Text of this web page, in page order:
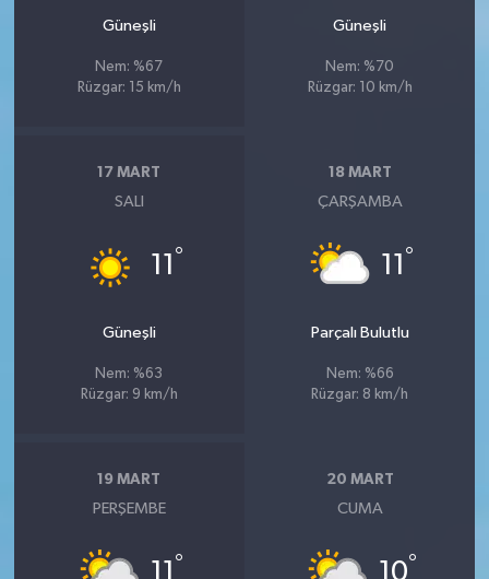
Güneşli
Nem: %67
Rüzgar: 15 km/h
Güneşli
Nem: %70
Rüzgar: 10 km/h
17 MART
SALI
11 °
Güneşli
Nem: %63
Rüzgar: 9 km/h
18 MART
ÇARŞAMBA
11 °
Parçalı Bulutlu
Nem: %66
Rüzgar: 8 km/h
19 MART
PERŞEMBE
°
20 MART
CUMA
°